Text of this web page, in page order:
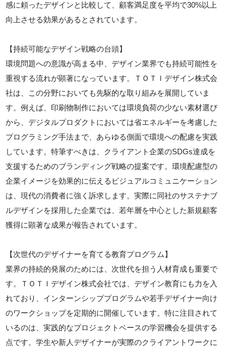
感に頼ったデザインと比較して、顧客満足度を平均で30%以上
向上させる効果があるとされています。
【持続可能なデザイン戦略の台頭】
環境問題への意識が高まる中、デザイン業界でも持続可能性を
重視する流れが顕著になっています。ＴＯＴＩデザイン株式会
社は、この分野においても先駆的な取り組みを展開していま
す。例えば、印刷物制作においては環境負荷の少ない素材選び
から、デジタルプロダクトにおいては省エネルギーを考慮した
プログラミング手法まで、あらゆる側面で環境への配慮を実践
しています。特筆すべきは、クライアント企業のSDGs達成を
支援するためのブランディング戦略の提案です。環境配慮型の
企業イメージを効果的に伝えるビジュアルコミュニケーション
は、現代の消費者に強く訴求します。実際に同社のサステナブ
ルデザインを採用した企業では、若年層を中心とした新規顧客
獲得に顕著な成果が報告されています。
【次世代のデザイナーを育てる教育プログラム】
業界の持続的発展のためには、次世代を担う人材育成も重要で
す。ＴＯＴＩデザイン株式会社では、デザイン教育にも力を入
れており、インターンシッププログラムや若手デザイナー向け
のワークショップを定期的に開催しています。特に注目されて
いるのは、実践的なプロジェクトベースの学習機会を提供する
点です。学生や新人デザイナーが実際のクライアントワークに